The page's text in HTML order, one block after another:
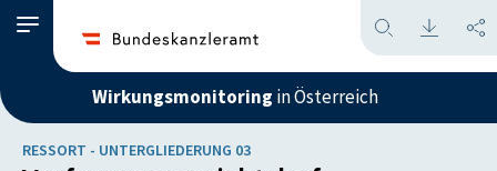
Wirkungsmonitoring in Österreich
RESSORT - UNTERGLIEDERUNG 03